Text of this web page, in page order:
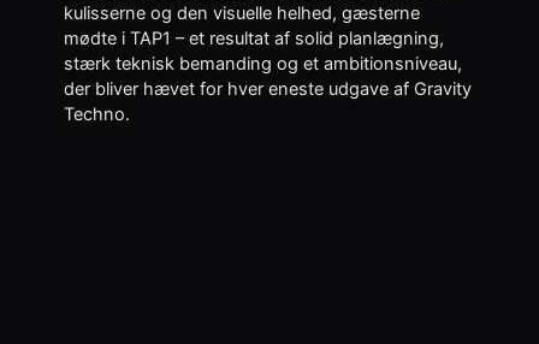
kulisserne og den visuelle helhed, gæsterne
mødte i TAP1 – et resultat af solid planlægning,
stærk teknisk bemanding og et ambitionsniveau,
der bliver hævet for hver eneste udgave af Gravity
Techno.